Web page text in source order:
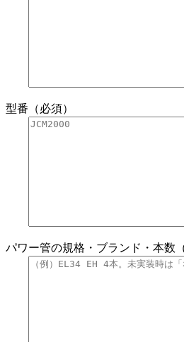
型番（必須）
パワー管の規格・ブランド・本数